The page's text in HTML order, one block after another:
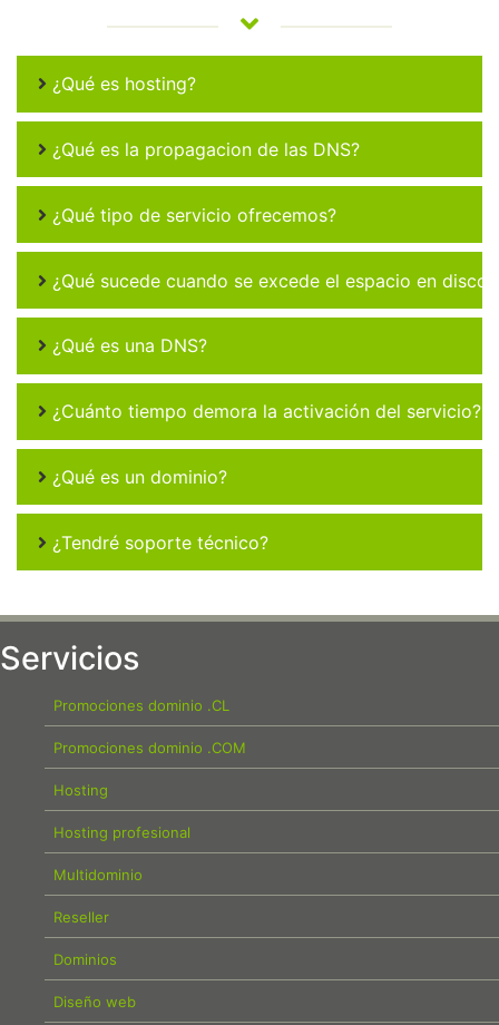
¿Qué es hosting?
¿Qué es la propagacion de las DNS?
¿Qué tipo de servicio ofrecemos?
¿Qué sucede cuando se excede el espacio en disco
¿Qué es una DNS?
¿Cuánto tiempo demora la activación del servicio?
¿Qué es un dominio?
¿Tendré soporte técnico?
Servicios
Promociones dominio .CL
Promociones dominio .COM
Hosting
Hosting profesional
Multidominio
Reseller
Dominios
Diseño web